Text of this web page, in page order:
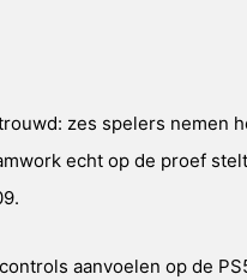
zes spelers nemen
echt op de proef
aanvoelen op de